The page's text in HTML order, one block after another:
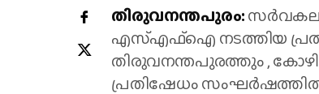
തിരുവനന്തപുരം:
എസ്എഫ്ഐ നടത്തിയ
തിരുവനന്തപുരത്തും ,
പ്രതിഷേധം സംഘർഷത്തിൽ